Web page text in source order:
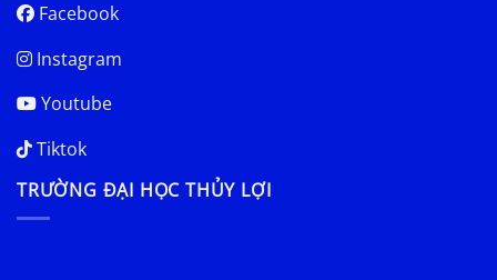
Facebook
Instagram
Youtube
Tiktok
TRƯỜNG ĐẠI HỌC THỦY LỢI